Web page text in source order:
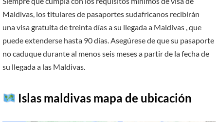
Maldivas, los titulares de pasaportes sudafricanos recibirán
una visa gratuita de treinta días a su llegada a Maldivas , que
puede extenderse hasta 90 días. Asegúrese de que su pasaporte
no caduque durante al menos seis meses a partir de la fecha de
su llegada a las Maldivas.
Islas maldivas mapa de ubicación